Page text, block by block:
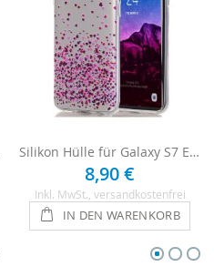
Silikon Hülle für Galaxy S7 Edge - Lila Herzen
8,90 €
Inkl. MwSt. , versandkostenfrei
IN DEN WARENKORB